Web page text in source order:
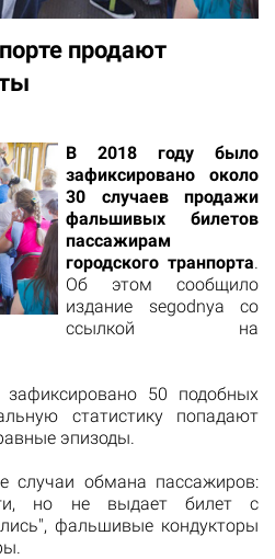
продают
В 2018 году было
зафиксировано около
30 случаев продажи
фальшивых билетов
пассажирам
городского транпорта.
Об этом сообщило
издание segodnya со
ссылкой на
50 подобных
статистику попадают
эпизоды.
случаи обмана пассажиров:
но не выдает билет с
фальшивые кондукторы